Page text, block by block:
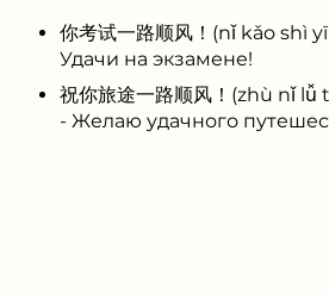
你考试一路顺风！(nǐ kǎo shì
Удачи на экзамене!
祝你旅途一路顺风！(zhù nǐ
- Желаю удачного